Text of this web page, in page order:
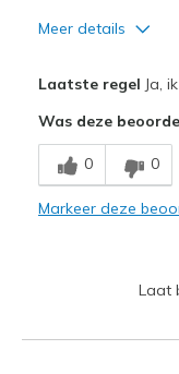
Meer details
Comfortable
Stylish
Beste
Casual Wear
Laatste regel Ja,
Was deze
0 0
Markeer deze
Laat